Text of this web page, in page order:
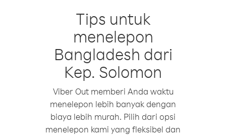
Tips untuk
menelepon
Bangladesh dari
Kep. Solomon
Viber Out memberi Anda waktu
menelepon lebih banyak dengan
biaya lebih murah. Pilih dari opsi
menelepon kami yang fleksibel dan